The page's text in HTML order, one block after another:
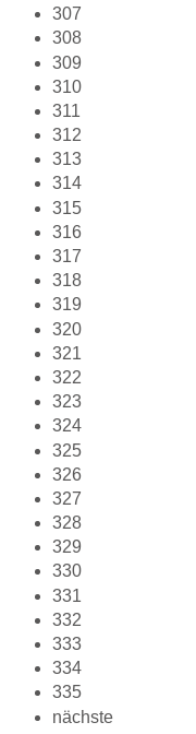
307
308
309
310
311
312
313
314
315
316
317
318
319
320
321
322
323
324
325
326
327
328
329
330
331
332
333
334
335
nächste